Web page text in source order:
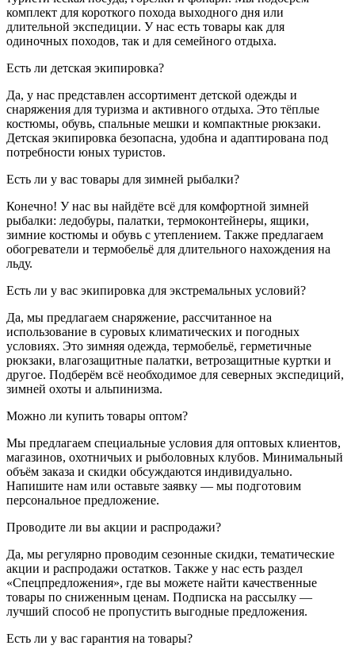
комплект для короткого похода выходного дня или
длительной экспедиции. У нас есть товары как для
одиночных походов, так и для семейного отдыха.
Есть ли детская экипировка?
Да, у нас представлен ассортимент детской одежды и
снаряжения для туризма и активного отдыха. Это тёплые
костюмы, обувь, спальные мешки и компактные рюкзаки.
Детская экипировка безопасна, удобна и адаптирована под
потребности юных туристов.
Есть ли у вас товары для зимней рыбалки?
Конечно! У нас вы найдёте всё для комфортной зимней
рыбалки: ледобуры, палатки, термоконтейнеры, ящики,
зимние костюмы и обувь с утеплением. Также предлагаем
обогреватели и термобельё для длительного нахождения на
льду.
Есть ли у вас экипировка для экстремальных условий?
Да, мы предлагаем снаряжение, рассчитанное на
использование в суровых климатических и погодных
условиях. Это зимняя одежда, термобельё, герметичные
рюкзаки, влагозащитные палатки, ветрозащитные куртки и
другое. Подберём всё необходимое для северных экспедиций,
зимней охоты и альпинизма.
Можно ли купить товары оптом?
Мы предлагаем специальные условия для оптовых клиентов,
магазинов, охотничьих и рыболовных клубов. Минимальный
объём заказа и скидки обсуждаются индивидуально.
Напишите нам или оставьте заявку — мы подготовим
персональное предложение.
Проводите ли вы акции и распродажи?
Да, мы регулярно проводим сезонные скидки, тематические
акции и распродажи остатков. Также у нас есть раздел
«Спецпредложения», где вы можете найти качественные
товары по сниженным ценам. Подписка на рассылку —
лучший способ не пропустить выгодные предложения.
Есть ли у вас гарантия на товары?